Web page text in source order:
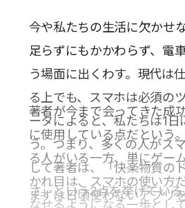
今や私たちの生活に欠かせ
足らずにもかかわらず、電
う場面に出くわす。現代は
る上でも、スマホは必須の
ータによると、私たちは1
う。つまり、多くの人がス
して著者は、「快楽物質の
さ」という2点を挙げてい
著者が今まで会ってきた成
に使用している点だという
る人がいる一方、単にゲー
かれ目は、スマホの使い方
なせるようになる一歩とし
まずは日頃使わないアプリ